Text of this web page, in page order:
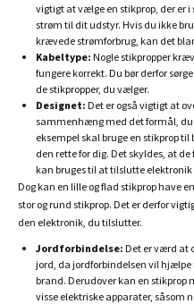
vigtigt at vælge en stikprop, der er
strøm til dit udstyr. Hvis du ikke
krævede strømforbrug, kan det
Kabeltype: Nogle stikpropper
fungere korrekt. Du bør derfor
de stikpropper, du vælger.
Designet: Det er også vigtigt at
sammenhæng med det formål, du
eksempel skal bruge en stikprop
den rette for dig. Det skyldes, at
kan bruges til at tilslutte
Dog kan en lille og flad stikprop have
stor og rund stikprop. Det er derfor
den elektronik, du tilslutter.
Jordforbindelse: Det er værd at
jord, da jordforbindelsen vil
brand. Derudover kan en
visse elektriske apparater, såsom